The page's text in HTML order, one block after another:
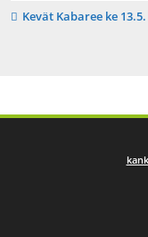
Artikkelien
Kevät Kabaree ke